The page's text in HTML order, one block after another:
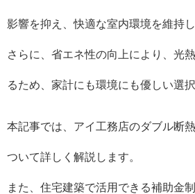
影響を抑え、快適な室内環境を維持し
さらに、省エネ性の向上により、光
るため、家計にも環境にも優しい選択
本記事では、アイ工務店のダブル断
ついて詳しく解説します。
また、住宅建築で活用できる補助金